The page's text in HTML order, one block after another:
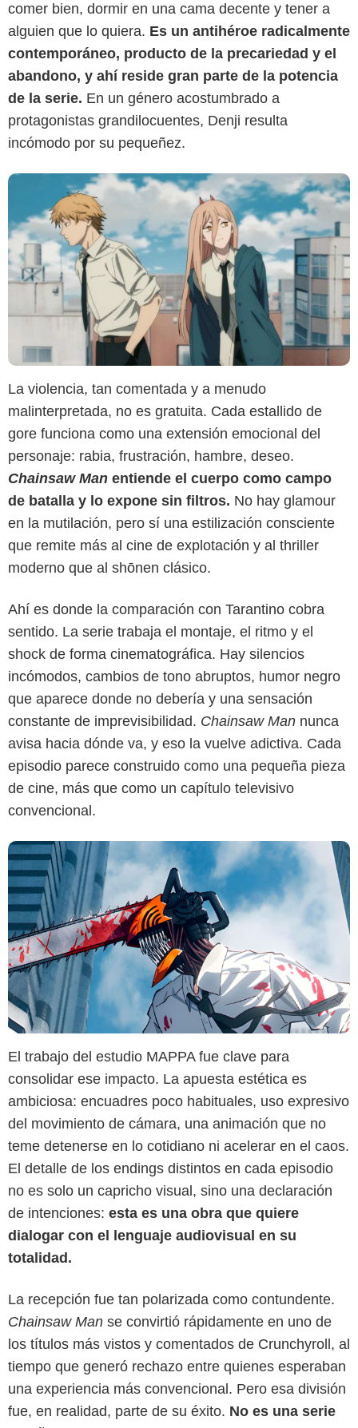
comer bien, dormir en una cama decente y tener a
alguien que lo quiera. Es un antihéroe radicalmente
contemporáneo, producto de la precariedad y el
abandono, y ahí reside gran parte de la potencia
de la serie. En un género acostumbrado a
protagonistas grandilocuentes, Denji resulta
incómodo por su pequeñez.
La violencia, tan comentada y a menudo
malinterpretada, no es gratuita. Cada estallido de
gore funciona como una extensión emocional del
personaje: rabia, frustración, hambre, deseo.
Chainsaw Man entiende el cuerpo como campo
de batalla y lo expone sin filtros. No hay glamour
en la mutilación, pero sí una estilización consciente
que remite más al cine de explotación y al thriller
moderno que al shōnen clásico.
Ahí es donde la comparación con Tarantino cobra
sentido. La serie trabaja el montaje, el ritmo y el
shock de forma cinematográfica. Hay silencios
incómodos, cambios de tono abruptos, humor negro
que aparece donde no debería y una sensación
constante de imprevisibilidad. Chainsaw Man nunca
avisa hacia dónde va, y eso la vuelve adictiva. Cada
episodio parece construido como una pequeña pieza
de cine, más que como un capítulo televisivo
convencional.
Crunchyroll
El trabajo del estudio MAPPA fue clave para
consolidar ese impacto. La apuesta estética es
ambiciosa: encuadres poco habituales, uso expresivo
del movimiento de cámara, una animación que no
teme detenerse en lo cotidiano ni acelerar en el caos.
El detalle de los endings distintos en cada episodio
no es solo un capricho visual, sino una declaración
de intenciones: esta es una obra que quiere
dialogar con el lenguaje audiovisual en su
totalidad.
La recepción fue tan polarizada como contundente.
Chainsaw Man se convirtió rápidamente en uno de
los títulos más vistos y comentados de Crunchyroll, al
tiempo que generó rechazo entre quienes esperaban
una experiencia más convencional. Pero esa división
fue, en realidad, parte de su éxito. No es una serie
Crunchyroll